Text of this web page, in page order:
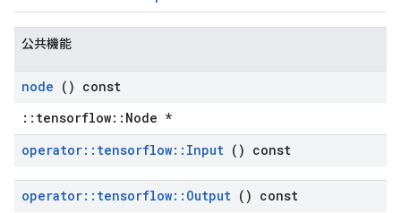
公共機能
node () const
::tensorflow::Node *
operator:: tensorflow:: Input () const
operator:: tensorflow:: Output () const